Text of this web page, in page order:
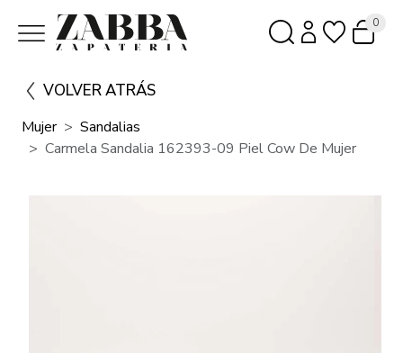
0
VOLVER ATRÁS
Mujer
Sandalias
Carmela Sandalia 162393-09 Piel Cow De Mujer